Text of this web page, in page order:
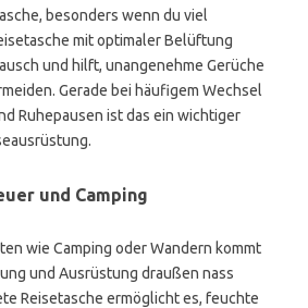
besonders wenn du viel
mit optimaler Belüftung
und hilft, unangenehme Gerüche
Gerade bei häufigem Wechsel
Ruhepausen ist das ein wichtiger
und Camping
wie Camping oder Wandern kommt
und Ausrüstung draußen nass
Reisetasche ermöglicht es, feuchte